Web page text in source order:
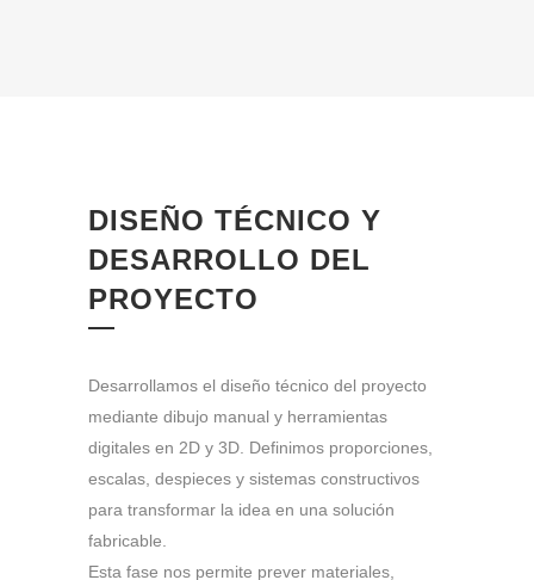
DISEÑO TÉCNICO Y
DESARROLLO DEL
PROYECTO
Desarrollamos el diseño técnico del proyecto
mediante dibujo manual y herramientas
digitales en 2D y 3D. Definimos proporciones,
escalas, despieces y sistemas constructivos
para transformar la idea en una solución
fabricable.
Esta fase nos permite prever materiales,